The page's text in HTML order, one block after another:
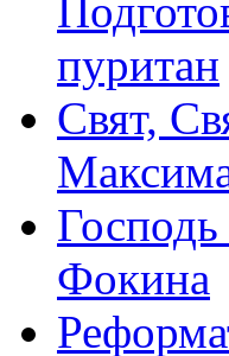
пуритан
Свят,
Фокина